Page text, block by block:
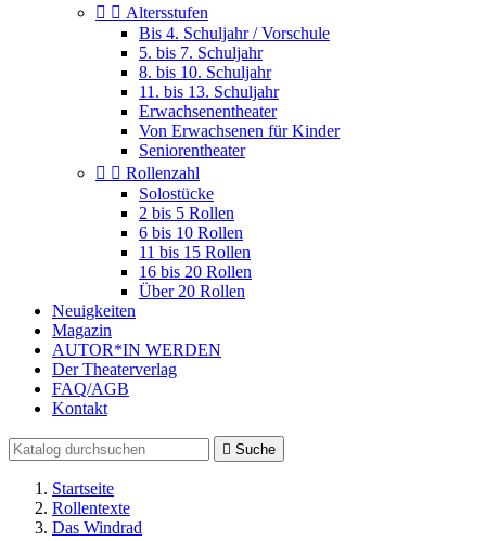
  Altersstufen
Bis 4. Schuljahr / Vorschule
5. bis 7. Schuljahr
8. bis 10. Schuljahr
11. bis 13. Schuljahr
Erwachsenentheater
Von Erwachsenen für Kinder
Seniorentheater
  Rollenzahl
Solostücke
2 bis 5 Rollen
6 bis 10 Rollen
11 bis 15 Rollen
16 bis 20 Rollen
Über 20 Rollen
Neuigkeiten
Magazin
AUTOR*IN WERDEN
Der Theaterverlag
FAQ/AGB
Kontakt
 Suche
Startseite
Rollentexte
Das Windrad